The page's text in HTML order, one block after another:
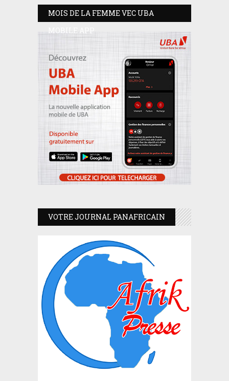
MOIS DE LA FEMME VEC UBA
MOBILE APP
VOTRE JOURNAL PANAFRICAIN